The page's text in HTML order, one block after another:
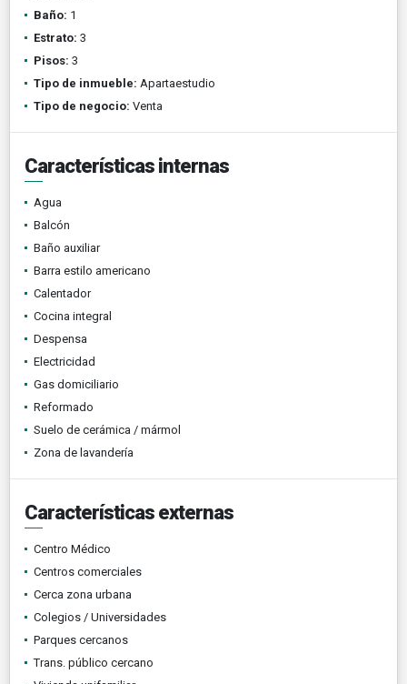
Baño: 1
Estrato: 3
Pisos: 3
Tipo de inmueble: Apartaestudio
Tipo de negocio: Venta
Características internas
Agua
Balcón
Baño auxiliar
Barra estilo americano
Calentador
Cocina integral
Despensa
Electricidad
Gas domiciliario
Reformado
Suelo de cerámica / mármol
Zona de lavandería
Características externas
Centro Médico
Centros comerciales
Cerca zona urbana
Colegios / Universidades
Parques cercanos
Trans. público cercano